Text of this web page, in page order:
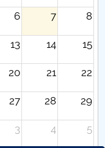
6 7 8
13 14 15
20 21 22
27 28 29
3 4 5